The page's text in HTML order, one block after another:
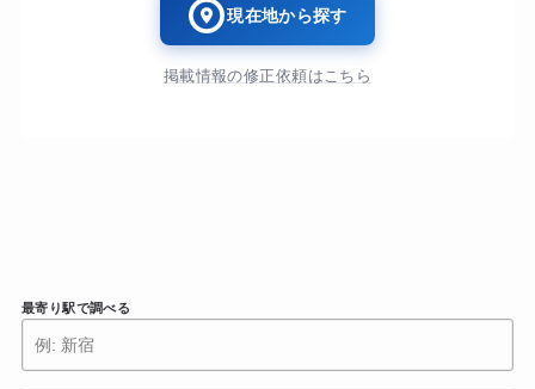
現在地から探す
掲載情報の修正依頼はこちら
最寄り駅で調べる